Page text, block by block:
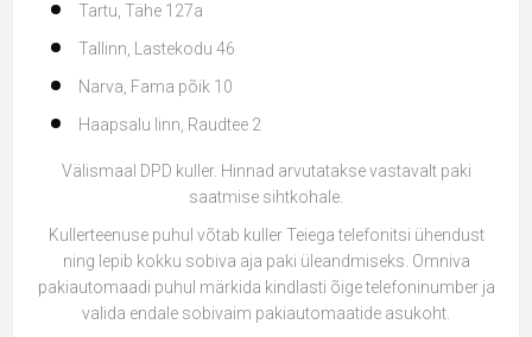
Tartu, Tähe 127a
Tallinn, Lastekodu 46
Narva, Fama põik 10
Haapsalu linn, Raudtee 2
Välismaal DPD kuller. Hinnad arvutatakse vastavalt paki
saatmise sihtkohale.
Kullerteenuse puhul võtab kuller Teiega telefonitsi ühendust
ning lepib kokku sobiva aja paki üleandmiseks. Omniva
pakiautomaadi puhul märkida kindlasti õige telefoninumber ja
valida endale sobivaim pakiautomaatide asukoht.